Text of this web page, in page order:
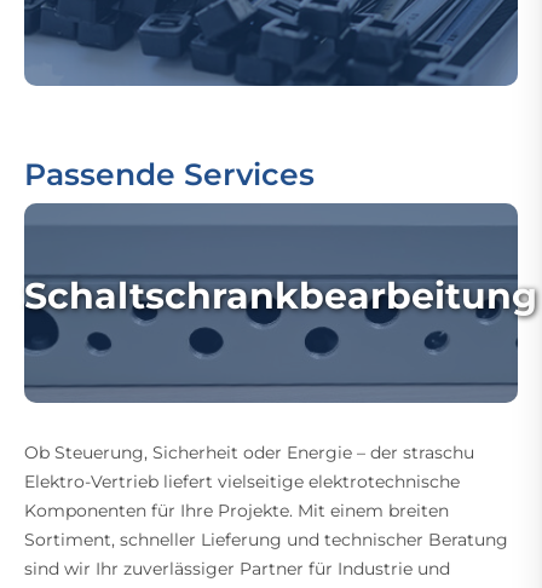
Passende Services
Schaltschrankbearbeitung
Ob Steuerung, Sicherheit oder Energie – der straschu
Elektro-Vertrieb liefert vielseitige elektrotechnische
Komponenten für Ihre Projekte. Mit einem breiten
Sortiment, schneller Lieferung und technischer Beratung
sind wir Ihr zuverlässiger Partner für Industrie und